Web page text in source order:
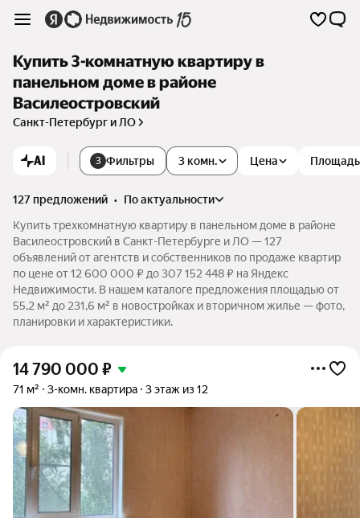
Купить 3-комнатную квартиру в
панельном доме в районе
Василеостровский
Санкт-Петербург и ЛО
AI 3 Фильтры 3 комн. Цена Площадь
127 предложений •
по актуальности
Купить трехкомнатную квартиру в панельном доме в районе
Василеостровский в Санкт-Петербурге и ЛО — 127
объявлений от агентств и собственников по продаже квартир
по цене от 12 600 000 ₽ до 307 152 448 ₽ на Яндекс
Недвижимости. В нашем каталоге предложения площадью от
55,2 м² до 231,6 м² в новостройках и вторичном жилье — фото,
планировки и характеристики.
14 790 000 ₽
71 м² 3-комн. квартира 3 этаж из 12